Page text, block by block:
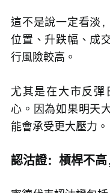
這不是說一定看淡
位置、升跌幅、成
行風險較高。
尤其是在大市反
心。因為如果明天
能會承受更大壓力。
認沽證：槓桿不